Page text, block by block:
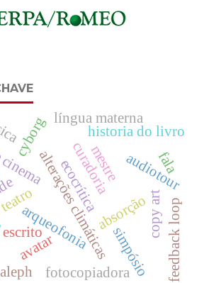
escrito
arqueofonia
curadoria
alterações climáticas audiotour
absorção
historia do livro
avatar
cyborg
fotocopiadora
copy art
ecocrítica
simpósio feedback loop
língua materna
mestre fala